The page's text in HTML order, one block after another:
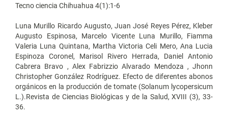
Tecno ciencia Chihuahua 4(1):1-6
Luna Murillo Ricardo Augusto, Juan José Reyes Pérez, Kleber
Augusto Espinosa, Marcelo Vicente Luna Murillo, Fiamma
Valeria Luna Quintana, Martha Victoria Celi Mero, Ana Lucia
Espinoza Coronel, Marisol Rivero Herrada, Daniel Antonio
Cabrera Bravo , Alex Fabrizzio Alvarado Mendoza , Jhonn
Christopher González Rodríguez. Efecto de diferentes abonos
orgánicos en la producción de tomate (Solanum lycopersicum
L.).Revista de Ciencias Biológicas y de la Salud, XVIII (3), 33-
36.